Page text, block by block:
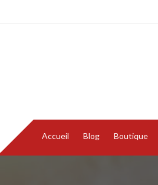
Accueil Blog Boutique